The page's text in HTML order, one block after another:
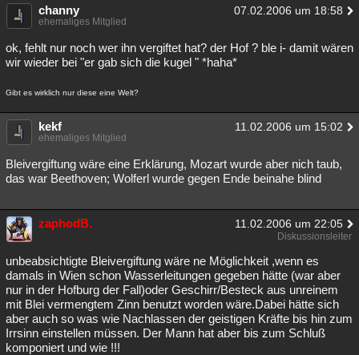
channy 07.02.2006 um 18:58
ehemaliges Mitglied
ok, fehlt nur noch wer ihn vergiftet hat? der Hof ? ble i- damit wären
wir wieder bei "er gab sich die kugel " *haha*
Gibt es wirklich nur diese eine Welt?
kekf 11.02.2006 um 15:02
ehemaliges Mitglied
Bleivergiftung wäre eine Erklärung, Mozart wurde aber nich taub,
das war Beethoven; Wolferl wurde gegen Ende beinahe blind
zaphodB. 11.02.2006 um 22:05
Diskussionsleiter
unbeabsichtigte Bleivergiftung wäre ne Möglichkeit ,wenn es
damals in Wien schon Wasserleitungen gegeben hätte (war aber
nur in der Hofburg der Fall)oder Geschirr/Besteck aus unreinem
mit Blei vermengtem Zinn benutzt worden wäre.Dabei hätte sich
aber auch so was wie Nachlassen der geistigen Kräfte bis hin zum
Irrsinn einstellen müssen. Der Mann hat aber bis zum Schluß
komponiert und wie !!!